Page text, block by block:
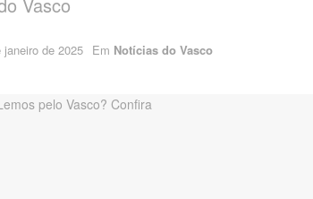
janeiro de 2025 Em Notícias do Vasco